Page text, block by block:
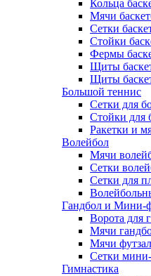
Кольца
Мячи
Сетки
Стойки
Фермы
Щиты
Щиты
Большой теннис
Сетки для
Стойки для
Ракетки и
Волейбол
Мячи
Сетки
Сетки для
Гандбол и Мини-
Ворота для
Мячи
Мячи
Сетки
Гимнастика